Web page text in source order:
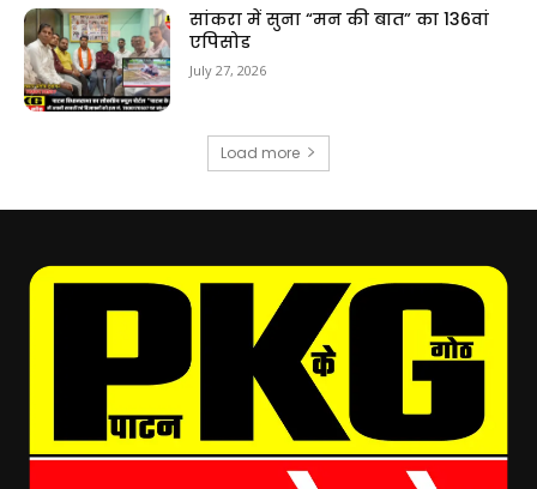
सांकरा में सुना “मन की बात” का 136वां
एपिसोड
July 27, 2026
Load more